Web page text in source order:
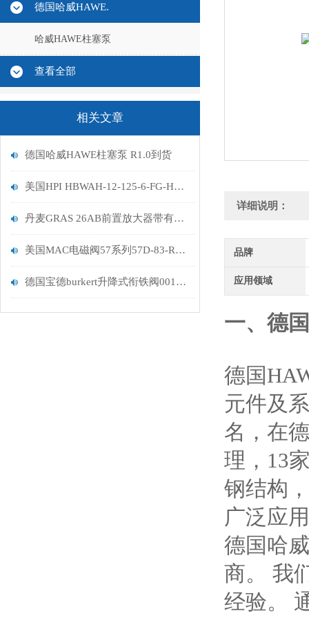
德国哈威HAWE.
哈威HAWE柱塞泵
查看全部
相关文章
德国哈威HAWE柱塞泵 R1.0到货
美国HPI HBWAH-12-125-6-FG-HB应变计技术描述
丹麦GRAS 26AB前置放大器带有集成连接器的操作功能
美国MAC电磁阀57系列57D-83-RA数据描述
德国宝德burkert升降式衔铁阀00125079到货发售
详细说明：
品牌
应用领域
一、德
德国
元件及
名，在
理，13
钢结构
广泛应
德国哈
商。 我
经验。